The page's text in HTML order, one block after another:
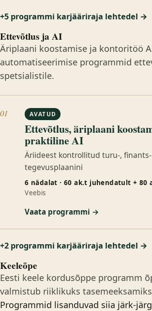
+5 programmi karjääriraja lehtedel →
Ettevõtlus ja AI
Äriplaani koostamise ja kontoritöö
automatiseerimise programmid
spetsialistile.
01 AVATUD
Ettevõtlus, äriplaani
praktiline AI
Äriideest kontrollitud turu-,
tegevusplaanini
6 nädalat · 60 ak.t juhendatult +
Veebis
Vaata programmi →
+2 programmi karjääriraja lehtedel →
Keeleõpe
Eesti keele kordusõppe programm
valmistub riiklikuks
Programmid lisanduvad siia järk-